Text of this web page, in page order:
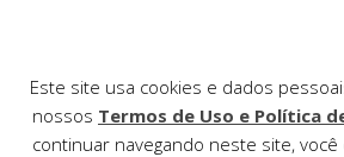
Este site usa cookies e dados
nossos Termos de Uso e Política
continuar navegando neste site,